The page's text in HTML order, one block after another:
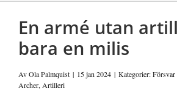
En armé utan
bara en milis
AvOla Palmquist | 15 jan 2024 | Kategorier:Försvar
Archer,Artilleri